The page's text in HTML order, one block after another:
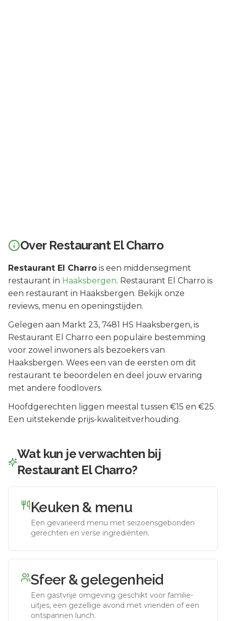
Over Restaurant El Charro
Restaurant El Charro is een middensegment
restaurant in Haaksbergen. Restaurant El Charro is
een restaurant in Haaksbergen. Bekijk onze
reviews, menu en openingstijden.
Gelegen aan Markt 23, 7481 HS Haaksbergen, is
Restaurant El Charro een populaire bestemming
voor zowel inwoners als bezoekers van
Haaksbergen. Wees een van de eersten om dit
restaurant te beoordelen en deel jouw ervaring
met andere foodlovers.
Hoofdgerechten liggen meestal tussen €15 en €25.
Een uitstekende prijs-kwaliteitverhouding.
Wat kun je verwachten bij
Restaurant El Charro?
Keuken & menu
Een gevarieerd menu met seizoensgebonden
gerechten en verse ingrediënten.
Sfeer & gelegenheid
Een gastvrije omgeving geschikt voor familie-
uitjes, een gezellige avond met vrienden of een
ontspannen lunch.